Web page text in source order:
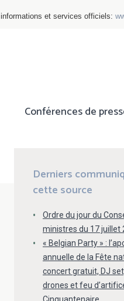
et services officiels:
Conférences de
Derniers
cette source
Ordre du jour du
ministres du 17 juillet
« Belgian Party » :
annuelle de la Fête
concert gratuit, DJ
drones et feu